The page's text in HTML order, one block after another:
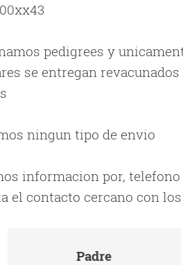
pedigrees y
se entregan
ningun tipo de envio
informacion por,
el contacto cercano con
Padre